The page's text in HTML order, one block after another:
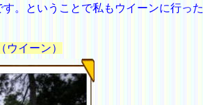
。ということで私もウイーンに行っ
ウイーン）